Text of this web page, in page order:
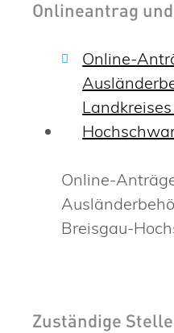
Onlineantrag
Online-
Online-
Breisgau-
Zuständige Stelle